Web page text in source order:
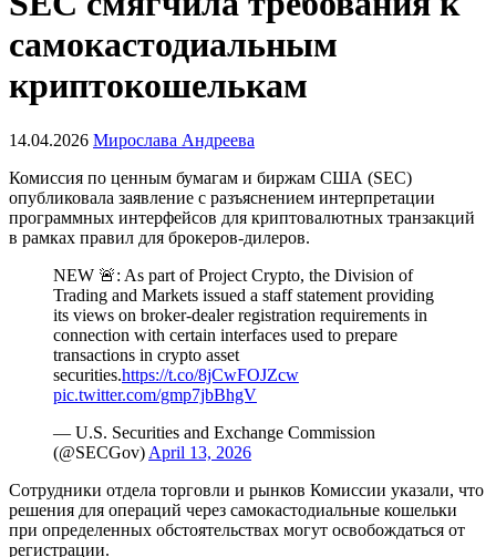
самокастодиальным
криптокошелькам
14.04.2026 Мирослава Андреева
Комиссия по ценным бумагам и биржам США (SEC)
опубликовала заявление с разъяснением интерпретации
программных интерфейсов для криптовалютных транзакций
в рамках правил для брокеров-дилеров.
NEW 🚨: As part of Project Crypto, the Division of
Trading and Markets issued a staff statement providing
its views on broker-dealer registration requirements in
connection with certain interfaces used to prepare
transactions in crypto asset
securities.https://t.co/8jCwFOJZcw
pic.twitter.com/gmp7jbBhgV
— U.S. Securities and Exchange Commission
(@SECGov) April 13, 2026
Сотрудники отдела торговли и рынков Комиссии указали, что
решения для операций через самокастодиальные кошельки
при определенных обстоятельствах могут освобождаться от
регистрации.